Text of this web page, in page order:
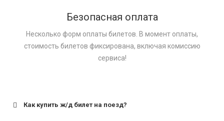
Безопасная оплата
Несколько форм оплаты билетов. В момент оплаты,
стоимость билетов фиксирована, включая комиссию
сервиса!
Как купить ж/д билет на поезд?